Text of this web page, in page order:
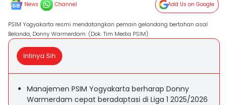
News Channel Add Us on Google
PSIM Yogyakarta resmi mendatangkan pemain gelandang bertahan asal
Belanda, Donny Warmerdam. (Dok. Tim Media PSIM)
Intinya Sih
Manajemen PSIM Yogyakarta berharap Donny
Warmerdam cepat beradaptasi di Liga 1 2025/2026